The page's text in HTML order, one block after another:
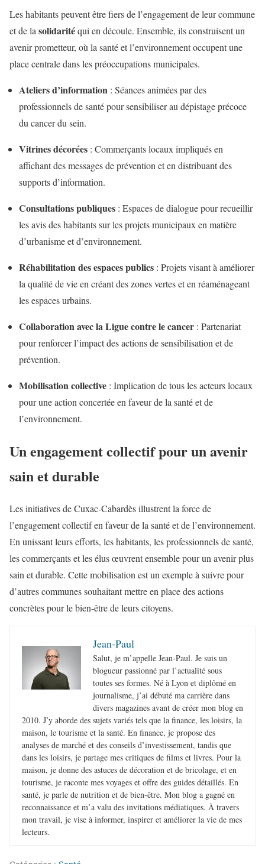
Les habitants peuvent être fiers de l’engagement de leur commune
et de la solidaritéqui en découle. Ensemble, ils construisent un
avenir prometteur, où la santé et l’environnement occupent une
place centrale dans les préoccupations municipales.
Ateliers d’information : Séances animées par des
professionnels de santé pour sensibiliser au dépistage précoce
du cancer du sein.
Vitrines décorées : Commerçants locaux impliqués en
affichant des messages de prévention et en distribuant des
supports d’information.
Consultations publiques : Espaces de dialogue pour recueillir
les avis des habitants sur les projets municipaux en matière
d’urbanisme et d’environnement.
Réhabilitation des espaces publics : Projets visant à améliorer
la qualité de vie en créant des zones vertes et en réaménageant
les espaces urbains.
Collaboration avec la Ligue contre le cancer : Partenariat
pour renforcer l’impact des actions de sensibilisation et de
prévention.
Mobilisation collective : Implication de tous les acteurs locaux
pour une action concertée en faveur de la santé et de
l’environnement.
Un engagement collectif pour un avenir
sain et durable
Les initiatives de Cuxac-Cabardès illustrent la force de
l’engagement collectif en faveur de la santé et de l’environnement.
En unissant leurs efforts, les habitants, les professionnels de santé,
les commerçants et les élus œuvrent ensemble pour un avenir plus
sain et durable. Cette mobilisation est un exemple à suivre pour
d’autres communes souhaitant mettre en place des actions
concrètes pour le bien-être de leurs citoyens.
Jean-Paul
Salut, je m’appelle Jean-Paul. Je suis un
blogueur passionné par l’actualité sous
toutes ses formes. Né à Lyon et diplômé en
journalisme, j’ai débuté ma carrière dans
divers magazines avant de créer mon blog en
2010. J’y aborde des sujets variés tels que la finance, les loisirs, la
maison, le tourisme et la santé. En finance, je propose des
analyses de marché et des conseils d’investissement, tandis que
dans les loisirs, je partage mes critiques de films et livres. Pour la
maison, je donne des astuces de décoration et de bricolage, et en
tourisme, je raconte mes voyages et offre des guides détaillés. En
santé, je parle de nutrition et de bien-être. Mon blog a gagné en
reconnaissance et m’a valu des invitations médiatiques. À travers
mon travail, je vise à informer, inspirer et améliorer la vie de mes
lecteurs.